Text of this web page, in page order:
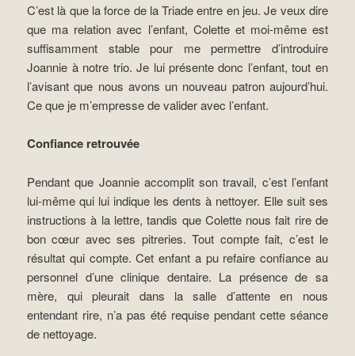
C’est là que la force de la Triade entre en jeu. Je veux dire
que ma relation avec l’enfant, Colette et moi-même est
suffisamment stable pour me permettre d’introduire
Joannie à notre trio. Je lui présente donc l’enfant, tout en
l’avisant que nous avons un nouveau patron aujourd’hui.
Ce que je m’empresse de valider avec l’enfant.
Confiance retrouvée
Pendant que Joannie accomplit son travail, c’est l’enfant
lui-même qui lui indique les dents à nettoyer. Elle suit ses
instructions à la lettre, tandis que Colette nous fait rire de
bon cœur avec ses pitreries. Tout compte fait, c’est le
résultat qui compte. Cet enfant a pu refaire confiance au
personnel d’une clinique dentaire. La présence de sa
mère, qui pleurait dans la salle d’attente en nous
entendant rire, n’a pas été requise pendant cette séance
de nettoyage.